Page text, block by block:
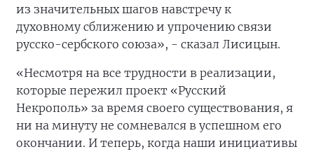
из значительных шагов навстречу к
духовному сближению и упрочению связи
русско-сербского союза», - сказал Лисицын.
«Несмотря на все трудности в реализации,
которые пережил проект «Русский
Некрополь» за время своего существования, я
ни на минуту не сомневался в успешном его
окончании. И теперь, когда наши инициативы